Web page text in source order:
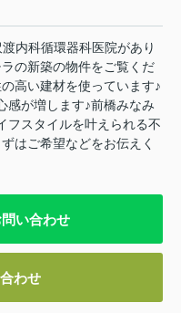
内科循環器科医院があり
の新築の物件をご覧くだ
高い建材を使っています♪
感が増します♪前橋みなみ
フスタイルを叶えられる不
はご希望などをお伝えく
い合わせ
わせ